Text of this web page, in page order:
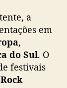
t
a
em
,
do Sul. O
festivais